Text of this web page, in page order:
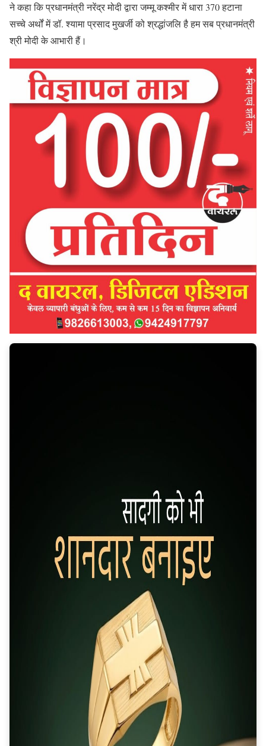
ने कहा कि प्रधानमंत्री नरेंद्र मोदी द्वारा जम्मू कश्मीर में धारा 370 हटाना
सच्चे अर्थों में डॉ. श्यामा प्रसाद मुखर्जी को श्रद्धांजलि है हम सब प्रधानमंत्री
श्री मोदी के आभारी हैं।